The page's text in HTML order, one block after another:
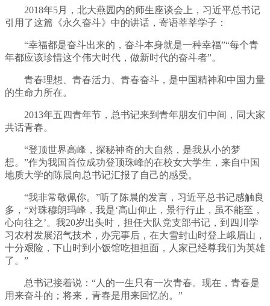
2018年5月，北大燕园内的师生座谈会上，习近平总书记
引用了这篇《永久奋斗》中的讲话，寄语莘莘学子：
“幸福都是奋斗出来的，奋斗本身就是一种幸福”“每个青
年都应该珍惜这个伟大时代，做新时代的奋斗者”。
青春理想、青春活力、青春奋斗，是中国精神和中国力量
的生命力所在。
2013年五四青年节，总书记来到青年朋友们中间，同大家
共话青春。
“登顶世界高峰，探秘神奇的大自然，是我从小的梦
想。”作为我国首位成功登顶珠峰的在校女大学生，来自中国
地质大学的陈晨向总书记汇报了自己的感受。
“我非常敬佩你。”听了陈晨的发言，习近平总书记感触良
多，“对珠穆朗玛峰，我是‘高山仰止，景行行止，虽不能至，
心向往之’。我20岁出头时，担任大队党支部书记，到四川学
习农村发展沼气技术，办完事后，在大雪封山时登上峨眉山，
十分艰险，下山时到小饭馆吃担担面，人家已经尊我们为英雄
了。”
总书记接着说：“人的一生只有一次青春。现在，青春是
用来奋斗的；将来，青春是用来回忆的。”